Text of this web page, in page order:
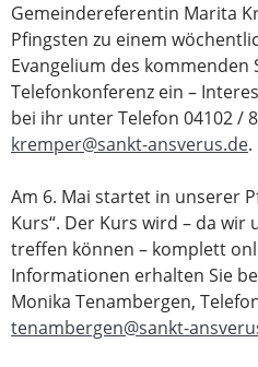
Gemeindereferentin Marita
Pfingsten zu einem
Evangelium des kommenden
Telefonkonferenz ein –
bei ihr unter Telefon 04102 /
kremper@sankt-ansverus.de.
Am 6. Mai startet in unserer
Kurs“. Der Kurs wird – da
treffen können – komplett
Informationen erhalten Sie
Monika Tenambergen,
tenambergen@sankt-